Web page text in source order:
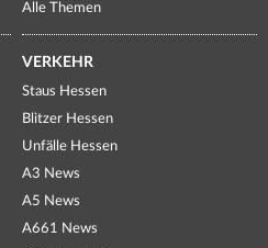
Alle Themen
VERKEHR
Staus Hessen
Blitzer Hessen
Unfälle Hessen
A3 News
A5 News
A661 News